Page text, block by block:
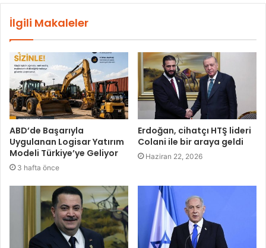
İlgili Makaleler
ABD’de Başarıyla
Uygulanan Logisar Yatırım
Modeli Türkiye’ye Geliyor
3 hafta önce
Erdoğan, cihatçı HTŞ lideri
Colani ile bir araya geldi
Haziran 22, 2026